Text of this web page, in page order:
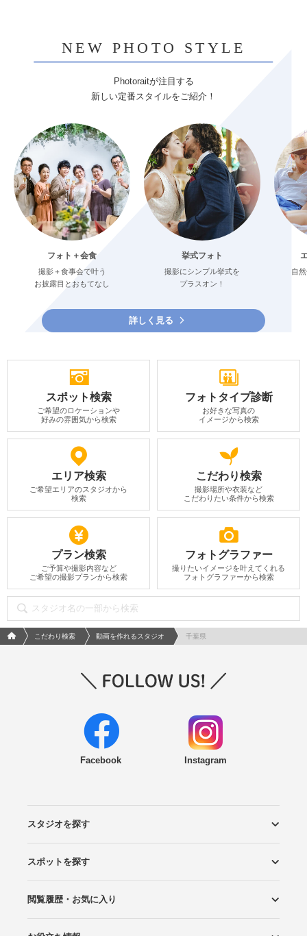
NEW PHOTO STYLE
Photoraitが注目する
新しい定番スタイルをご紹介！
フォト＋会食
撮影＋食事会で叶う
お披露目とおもてなし
挙式フォト
撮影にシンプル挙式を
プラスオン！
自
詳しく見る
スポット検索
ご希望のロケーションや
好みの雰囲気から検索
フォトタイプ診断
お好きな写真の
イメージから検索
エリア検索
ご希望エリアのスタジオから
検索
こだわり検索
撮影場所や衣装など
こだわりたい条件から検索
プラン検索
ご予算や撮影内容など
ご希望の撮影プランから検索
フォトグラファー
撮りたいイメージを叶えてくれる
フォトグラファーから検索
フォトウエディング/結婚写真のPhotorait ホーム
こだわり検索 動画を作れるスタジオ 千葉県
Facebook Instagram
スタジオを探す
エリアから探す
こだわりから探す
NEW PHOTO STYLE
プランから探す
フォトタイプ診断
フォトグラファーから探す
国内リゾートから探す
スポットを探す
ロケーションから探す
スタジオから探す
閲覧履歴・お気に入り